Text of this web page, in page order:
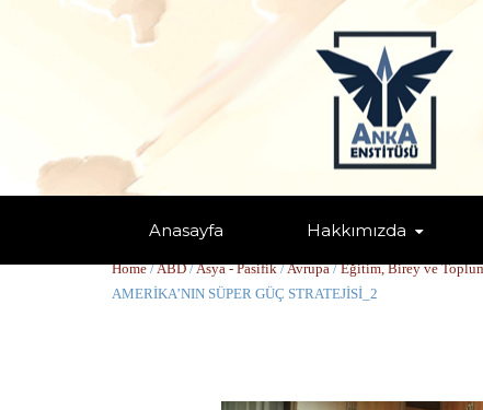
Anasayfa Hakkımızda
AMERİKA’NIN SÜPER GÜÇ
Home/ABD/Asya - Pasifik/Avrupa/Eğitim, Birey ve
AMERİKA’NIN SÜPER GÜÇ STRATEJİSİ_2